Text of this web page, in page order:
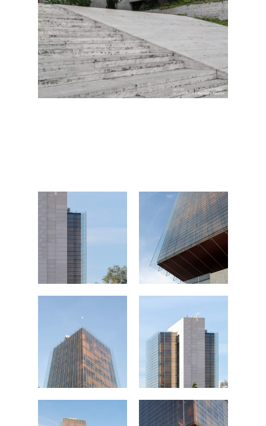
FOTOGRAFÍA
Fotografía de
Fotografía de Interiores
VIDEO
DRON